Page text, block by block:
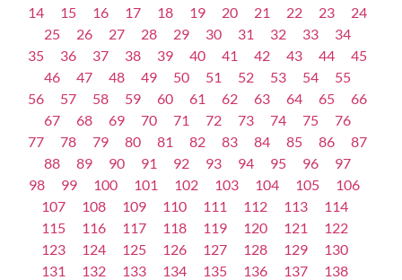
14
15 16 17 18 19 20 21 22 23
24
25
26 27 28 29 30 31 32 33
34
35
36 37 38 39 40 41 42 43 44
45
46
47 48 49 50 51 52 53 54
55
56
57 58 59 60 61 62 63 64 65
66
67
68 69 70 71 72 73 74 75
76
77
78 79 80 81 82 83 84 85 86
87
88
89 90 91 92 93 94 95 96
97
98
99 100 101 102 103 104 105
106
107
108 109 110 111 112 113
114
115
116 117 118 119 120 121
122
123
124 125 126 127 128 129
130
131
132 133 134 135 136 137
138